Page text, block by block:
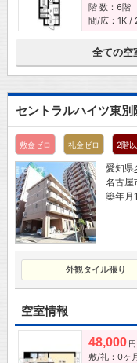
階 数：6階
間/広：1K /
全ての
セントラルハイツ東別
敷金ゼロ 礼金ゼロ 2階
愛知県
名古屋
築年月
外観タイル張り
空室情報
48,000 円
敷/礼：0ヶ